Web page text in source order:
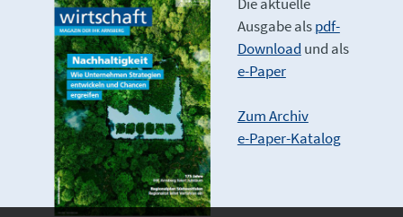
Ausgabe alspdf-
Download und als
e-Paper
Zum Archiv
e-Paper-Katalog